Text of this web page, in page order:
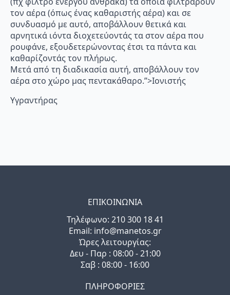
τον αέρα (όπως ένας καθαριστής αέρα) και σε
συνδυασμό με αυτό, αποβάλλουν θετικά και
αρνητικά ιόντα διοχετεύοντάς τα στον αέρα που
ρουφάνε, εξουδετερώνοντας έτσι τα πάντα και
καθαρίζοντάς τον πλήρως.
Μετά από τη διαδικασία αυτή, αποβάλλουν τον
αέρα στο χώρο μας πεντακάθαρο.”>Ιονιστής
Υγραντήρας
ΕΠΙΚΟΙΝΩΝΙΑ
Τηλέφωνo: 210 300 18 41
Email: info@manetos.gr
Ώρες λειτουργίας:
Δευ - Παρ : 08:00 - 21:00
Σαβ : 08:00 - 16:00
ΠΛΗΡΟΦΟΡΙΕΣ